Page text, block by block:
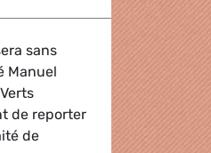
sans
Manuel
de reporter
de